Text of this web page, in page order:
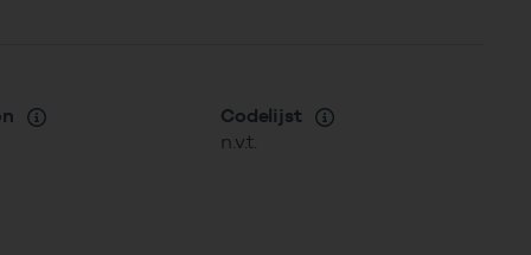
Codelijst
n.v.t.